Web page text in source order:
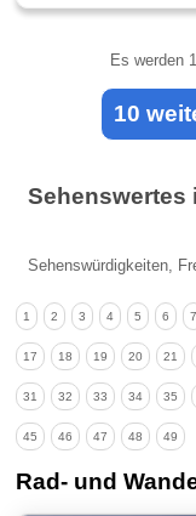
Es werden
10
Sehenswertes
Sehenswürdigkeiten,
1 2 3 4 5 6 7
17 18 19 20 21
31 32 33 34 35
45 46 47 48 49
Rad- und